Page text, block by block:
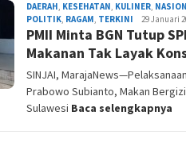
DAERAH, KESEHATAN, KULINER,
POLITIK, RAGAM, TERKINI Admin
Redaksi
29 Januari
PMII Minta BGN Tutup
Makanan Tak Layak
SINJAI,
Prabowo Subianto, Makan
Sulawesi Baca selengkapnya